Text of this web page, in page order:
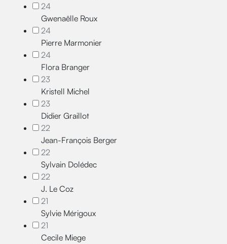
24
Gwenaëlle Roux
24
Pierre Marmonier
24
Flora Branger
23
Kristell Michel
23
Didier Graillot
22
Jean-François Berger
22
Sylvain Dolédec
22
J. Le Coz
21
Sylvie Mérigoux
21
Cecile Miege